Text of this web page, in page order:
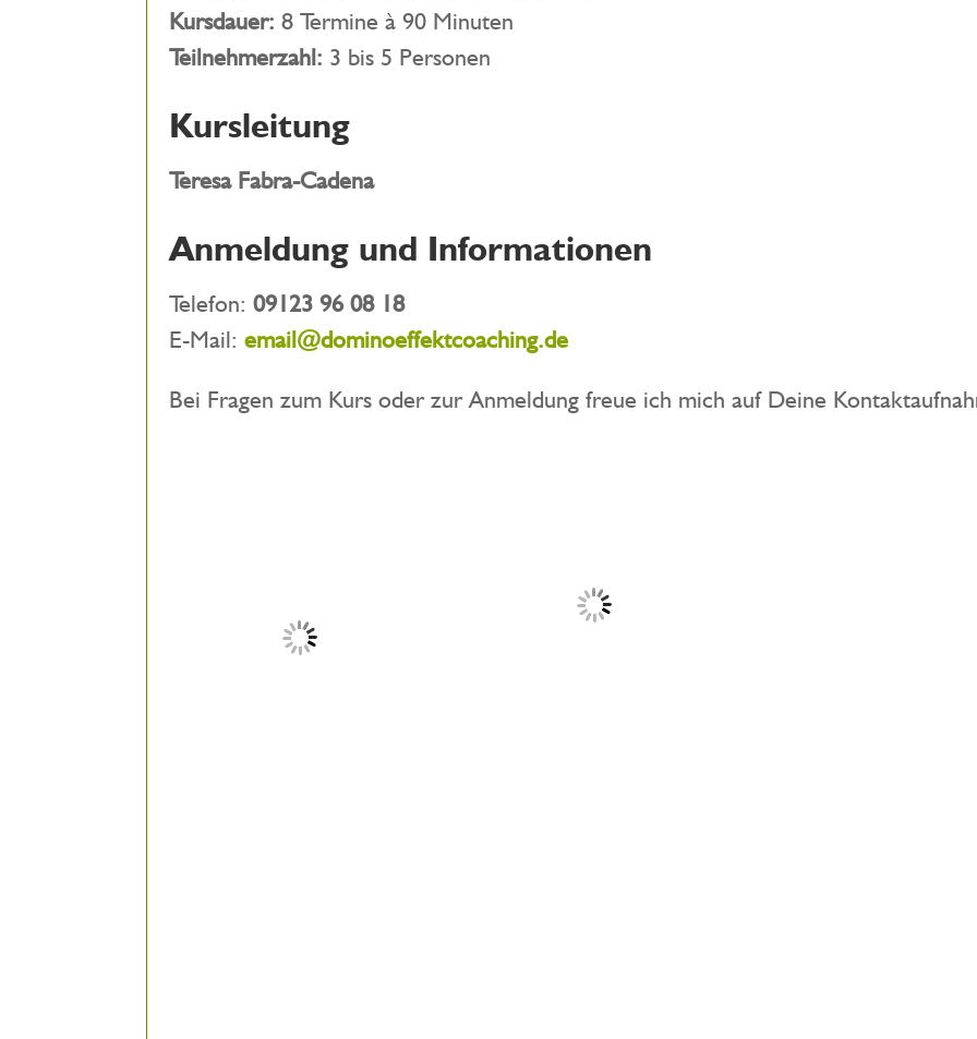
Kursdauer: 8 Termine à 90 Minuten
Teilnehmerzahl: 3 bis 5 Personen
Kursleitung
Teresa Fabra-Cadena
Anmeldung und Informationen
Telefon:09123 96 08 18
E-Mail:email@dominoeffektcoaching.de
Bei Fragen zum Kurs oder zur Anmeldung freue ich mich auf Deine